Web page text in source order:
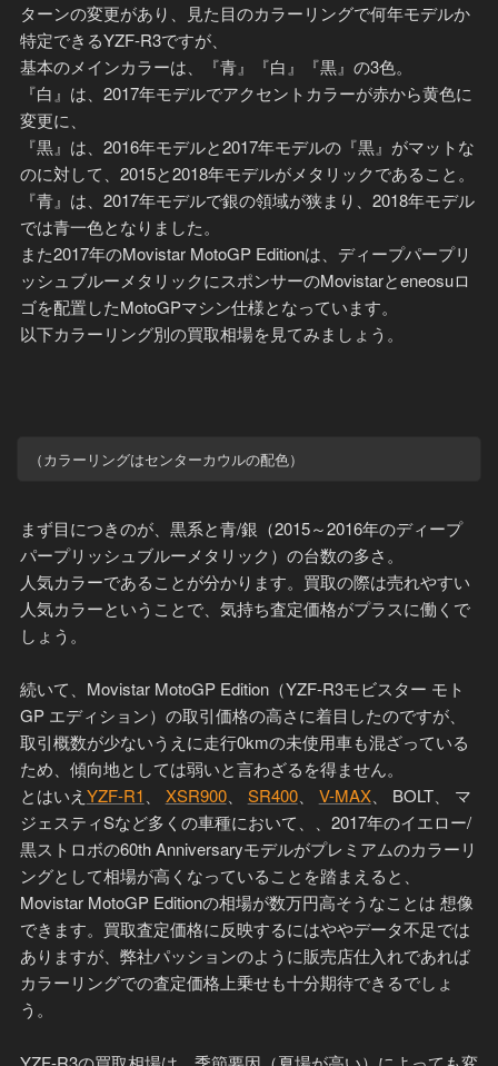
ターンの変更があり、見た目のカラーリングで何年モデルか
特定できるYZF-R3ですが、
基本のメインカラーは、『青』『白』『黒』の3色。
『白』は、2017年モデルでアクセントカラーが赤から黄色に
変更に、
『黒』は、2016年モデルと2017年モデルの『黒』がマットな
のに対して、2015と2018年モデルがメタリックであること。
『青』は、2017年モデルで銀の領域が狭まり、2018年モデル
では青一色となりました。
また2017年のMovistar MotoGP Editionは、ディープパープリ
ッシュブルーメタリックにスポンサーのMovistarとeneosuロ
ゴを配置したMotoGPマシン仕様となっています。
以下カラーリング別の買取相場を見てみましょう。
（カラーリングはセンターカウルの配色）
まず目につきのが、黒系と青/銀（2015～2016年のディープ
パープリッシュブルーメタリック）の台数の多さ。
人気カラーであることが分かります。買取の際は売れやすい
人気カラーということで、気持ち査定価格がプラスに働くで
しょう。
続いて、Movistar MotoGP Edition（YZF-R3モビスター モト
GP エディション）の取引価格の高さに着目したのですが、
取引概数が少ないうえに走行0kmの未使用車も混ざっている
ため、傾向地としては弱いと言わざるを得ません。
とはいえ YZF-R1、 XSR900、 SR400、 V-MAX、 BOLT、 マ
ジェスティSなど多くの車種において、、2017年のイエロー/
黒ストロボの60th Anniversaryモデルがプレミアムのカラーリ
ングとして相場が高くなっていることを踏まえると、
Movistar MotoGP Editionの相場が数万円高そうなことは 想像
できます。買取査定価格に反映するにはややデータ不足では
ありますが、弊社パッションのように販売店仕入れであれば
カラーリングでの査定価格上乗せも十分期待できるでしょ
う。